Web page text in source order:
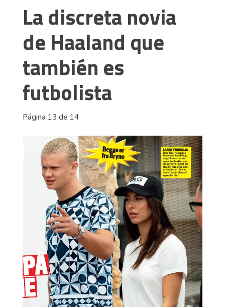
La discreta novia
de Haaland que
también es
futbolista
Página 13 de 14